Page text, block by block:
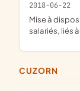
2018-06-22
mise à disposition de ses membres, d'un ou plusieurs
salariés, liés
CUZORN